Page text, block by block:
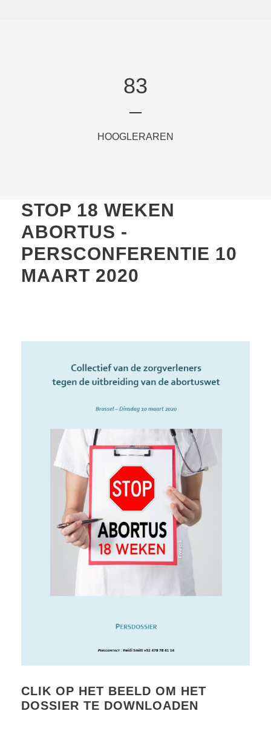
83
HOOGLERAREN
STOP 18 WEKEN
ABORTUS -
PERSCONFERENTIE 10
MAART 2020
CLIK OP HET BEELD OM HET
DOSSIER TE DOWNLOADEN